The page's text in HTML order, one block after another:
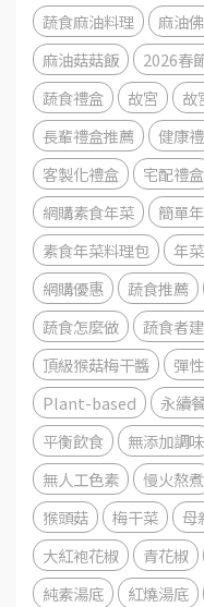
蔬食麻油料理
麻油
麻油菇菇飯
2026春
蔬食禮盒
故宮 故
長輩禮盒推薦
健康
客製化禮盒
宅配禮盒
網購素食年菜
簡單
素食年菜料理包
年
網購優惠
蔬食推薦
蔬食怎麼做
蔬食者
頂級猴菇梅干醬
彈
Plant-based
永續
平衡飲食
無添加調味
無人工色素
慢火熬煮
猴頭菇
梅干菜 母
大紅袍花椒
青花椒
純素湯底
紅燒湯底